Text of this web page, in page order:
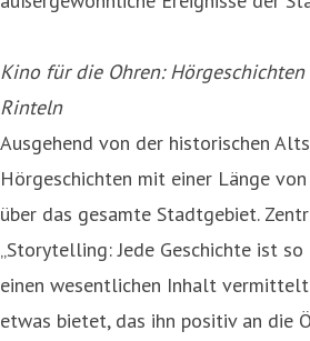
Kino für die Ohren:
Rinteln
Ausgehend von der historischen
Hörgeschichten mit einer Länge
über das gesamte Stadtgebiet.
„Storytelling: Jede Geschichte ist
einen wesentlichen Inhalt
etwas bietet, das ihn positiv an die